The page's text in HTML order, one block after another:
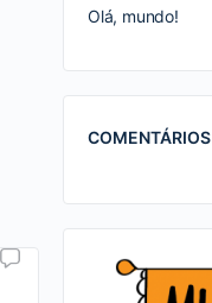
Olá, mundo!
COMENTÁRIOS